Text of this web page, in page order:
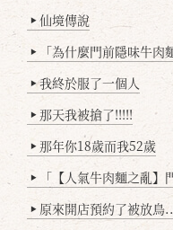
▶ 仙境傳說
▶ 「為什麼門前隱味牛肉麵，
▶ 我終於服了一個人
▶ 那天我被搶了!!!!!
▶ 那年你18歲而我52歲
▶ 「【人氣牛肉麵之亂】門
▶ 原來開店預約了被放鳥